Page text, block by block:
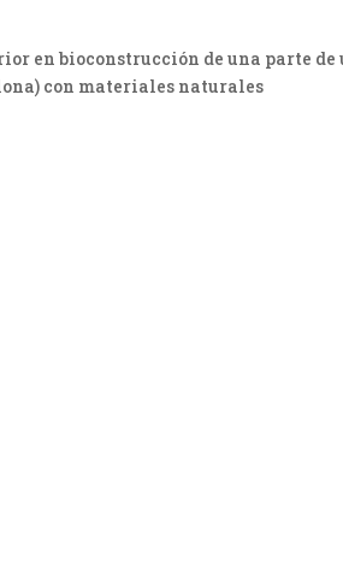
en bioconstrucción de una parte
con materiales naturales